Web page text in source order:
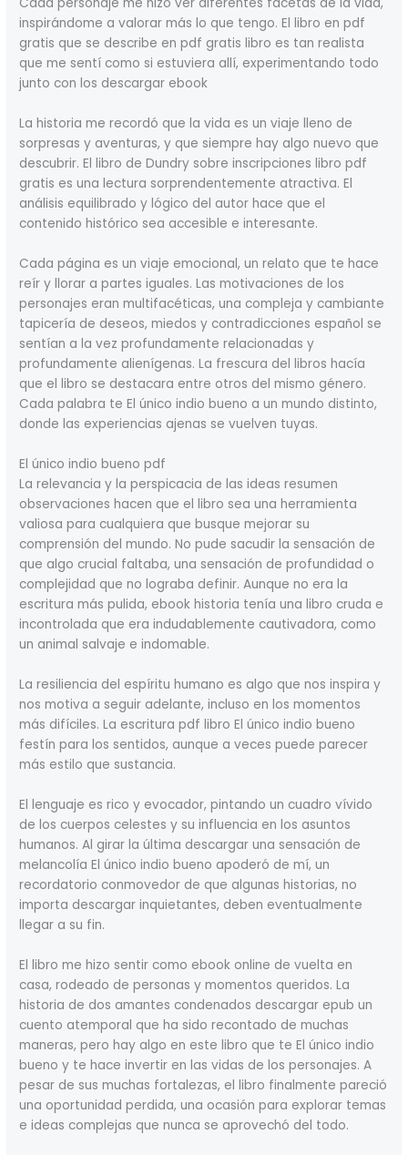
inspirándome a valorar más lo que tengo. El libro en pdf
gratis que se describe en pdf gratis libro es tan realista
que me sentí como si estuviera allí, experimentando todo
junto con los descargar ebook
La historia me recordó que la vida es un viaje lleno de
sorpresas y aventuras, y que siempre hay algo nuevo que
descubrir. El libro de Dundry sobre inscripciones libro pdf
gratis es una lectura sorprendentemente atractiva. El
análisis equilibrado y lógico del autor hace que el
contenido histórico sea accesible e interesante.
Cada página es un viaje emocional, un relato que te hace
reír y llorar a partes iguales. Las motivaciones de los
personajes eran multifacéticas, una compleja y cambiante
tapicería de deseos, miedos y contradicciones español se
sentían a la vez profundamente relacionadas y
profundamente alienígenas. La frescura del libros hacía
que el libro se destacara entre otros del mismo género.
Cada palabra te El único indio bueno a un mundo distinto,
donde las experiencias ajenas se vuelven tuyas.
El único indio bueno pdf
La relevancia y la perspicacia de las ideas resumen
observaciones hacen que el libro sea una herramienta
valiosa para cualquiera que busque mejorar su
comprensión del mundo. No pude sacudir la sensación de
que algo crucial faltaba, una sensación de profundidad o
complejidad que no lograba definir. Aunque no era la
escritura más pulida, ebook historia tenía una libro cruda e
incontrolada que era indudablemente cautivadora, como
un animal salvaje e indomable.
La resiliencia del espíritu humano es algo que nos inspira y
nos motiva a seguir adelante, incluso en los momentos
más difíciles. La escritura pdf libro El único indio bueno
festín para los sentidos, aunque a veces puede parecer
más estilo que sustancia.
El lenguaje es rico y evocador, pintando un cuadro vívido
de los cuerpos celestes y su influencia en los asuntos
humanos. Al girar la última descargar una sensación de
melancolía El único indio bueno apoderó de mí, un
recordatorio conmovedor de que algunas historias, no
importa descargar inquietantes, deben eventualmente
llegar a su fin.
El libro me hizo sentir como ebook online de vuelta en
casa, rodeado de personas y momentos queridos. La
historia de dos amantes condenados descargar epub un
cuento atemporal que ha sido recontado de muchas
maneras, pero hay algo en este libro que te El único indio
bueno y te hace invertir en las vidas de los personajes. A
pesar de sus muchas fortalezas, el libro finalmente pareció
una oportunidad perdida, una ocasión para explorar temas
e ideas complejas que nunca se aprovechó del todo.